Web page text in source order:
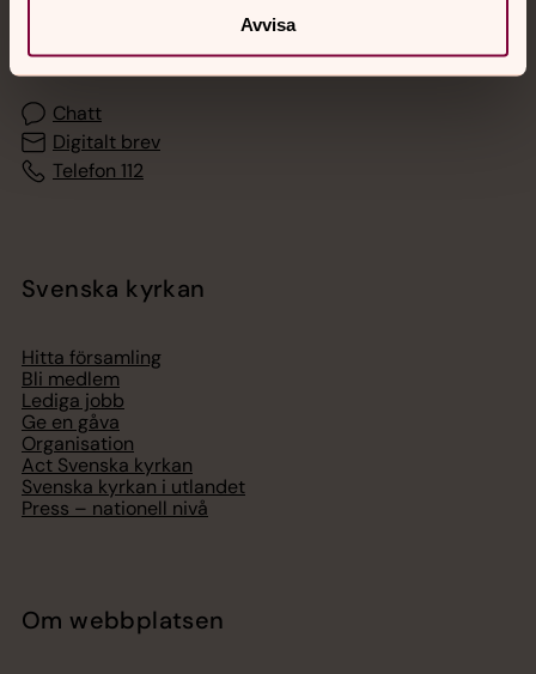
Avvisa
Akut samtals- och krisstöd. Prata eller chatta anonymt
Chatt
Digitalt brev
Telefon 112
Svenska kyrkan
Hitta församling
Bli medlem
Lediga jobb
Ge en gåva
Organisation
Act Svenska kyrkan
Svenska kyrkan i utlandet
Press – nationell nivå
Om webbplatsen